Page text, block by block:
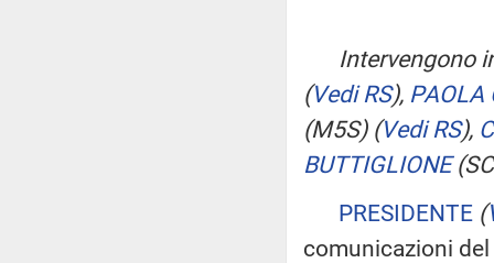
Intervengono
(Vedi RS), PAOLA
(M5S) (Vedi RS),
BUTTIGLIONE
PRESIDENTE (
comunicazioni